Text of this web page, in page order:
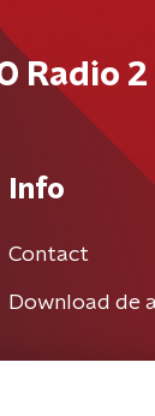
Radio 2
Info
Contact
Download de